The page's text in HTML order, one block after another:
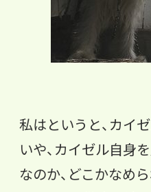
私はというと、カイ
いや、カイゼル自身
なのか、どこかなめ